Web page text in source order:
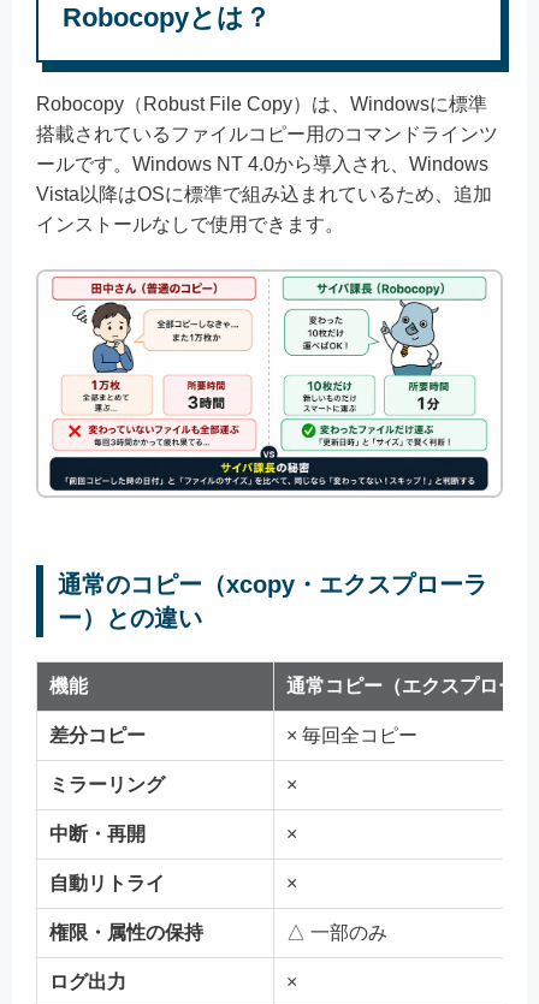
Robocopyとは？
Robocopy（Robust File Copy）は、Windowsに標準
搭載されているファイルコピー用のコマンドラインツ
ールです。Windows NT 4.0から導入され、Windows
Vista以降はOSに標準で組み込まれているため、追加
インストールなしで使用できます。
通常のコピー（xcopy・エクスプローラ
ー）との違い
機能 通常コピー（エクスプロー
差分コピー × 毎回全コピー
ミラーリング ×
中断・再開 ×
自動リトライ ×
権限・属性の保持 △ 一部のみ
ログ出力 ×